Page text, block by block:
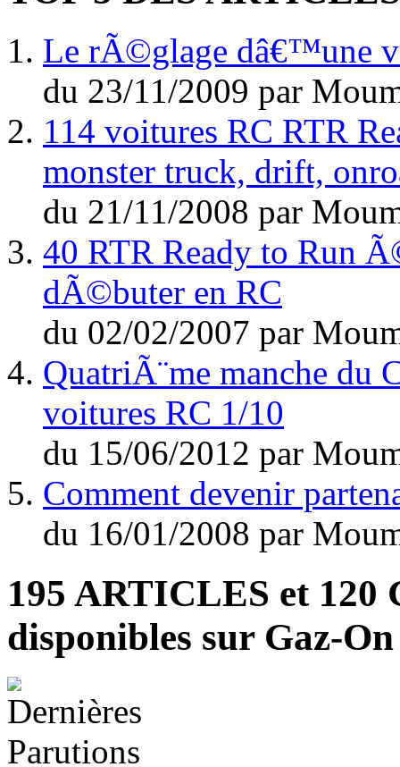
Le rÃ©glage dâ€™une
du 23/11/2009 par
114 voitures RC RTR
monster truck, drift,
du 21/11/2008 par
40 RTR Ready to Run
dÃ©buter en RC
du 02/02/2007 par
QuatriÃ¨me manche du
voitures RC 1/10
du 15/06/2012 par
Comment devenir
du 16/01/2008 par
195 ARTICLES et 120
disponibles sur Gaz-